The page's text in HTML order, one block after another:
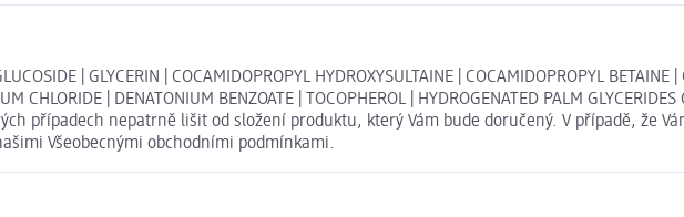
| GLYCERIN | COCAMIDOPROPYL HYDROXYSULTAINE | COCAMIDOPROPYL BETAINE
CHLORIDE | DENATONIUM BENZOATE | TOCOPHEROL | HYDROGENATED PALM
případech nepatrně lišit od složení produktu, který Vám bude doručený. V případě, že
Všeobecnými obchodními podmínkami.